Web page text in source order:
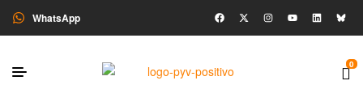
WhatsApp
0